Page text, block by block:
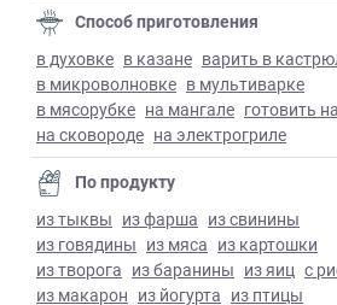
Способ приготовления
в духовке в казане варить в
в микроволновке в мультиварке
в мясорубке на мангале готовить
на сковороде на электрогриле
По продукту
из тыквы из фарша из свинины
из говядины из мяса из картошки
из творога из баранины из яиц с
из макарон из йогурта из птицы